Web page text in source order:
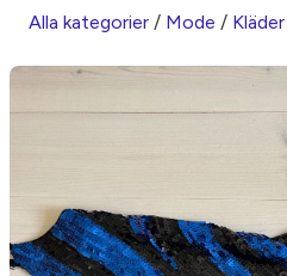
Alla kategorier / Mode / Kläder